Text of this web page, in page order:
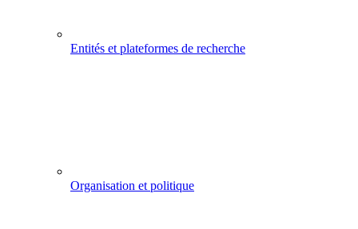
Entités et plateformes de recherche
Organisation et politique